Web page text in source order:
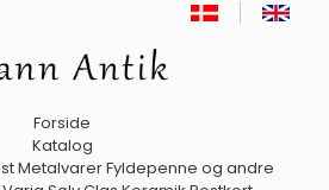
Forside
Katalog
MetalvarerFyldepenne og andre